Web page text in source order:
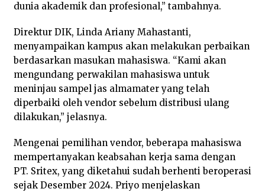
dunia akademik dan profesional,” tambahnya.
Direktur DIK, Linda Ariany Mahastanti,
menyampaikan kampus akan melakukan perbaikan
berdasarkan masukan mahasiswa. “Kami akan
mengundang perwakilan mahasiswa untuk
meninjau sampel jas almamater yang telah
diperbaiki oleh vendor sebelum distribusi ulang
dilakukan,” jelasnya.
Mengenai pemilihan vendor, beberapa mahasiswa
mempertanyakan keabsahan kerja sama dengan
PT. Sritex, yang diketahui sudah berhenti beroperasi
sejak Desember 2024. Priyo menjelaskan